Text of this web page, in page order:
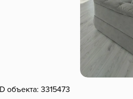
ID объекта: 3315473